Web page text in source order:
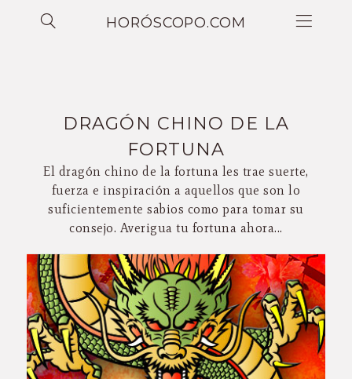
HORÓSCOPO.COM
DRAGÓN CHINO DE LA
FORTUNA
El dragón chino de la fortuna les trae suerte,
fuerza e inspiración a aquellos que son lo
suficientemente sabios como para tomar su
consejo. Averigua tu fortuna ahora...